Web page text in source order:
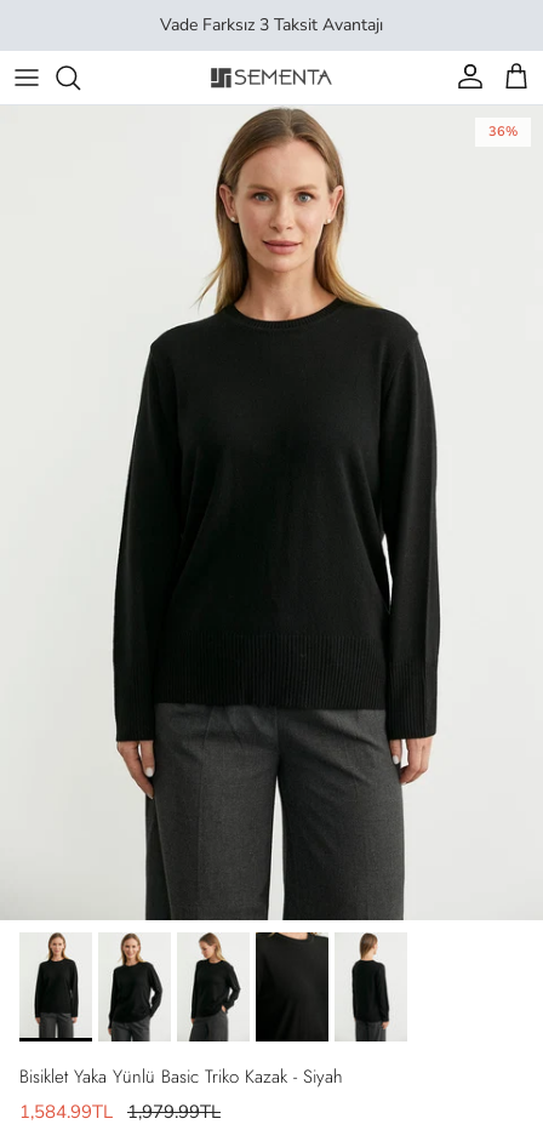
Vade Farksız 3 Taksit Avantajı
Hesap
36%
Bisiklet Yaka Yünlü Basic Triko Kazak - Siyah
1,584.99TL 1,979.99TL